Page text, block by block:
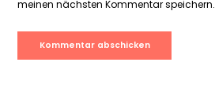
meinen nächsten Kommentar speichern.